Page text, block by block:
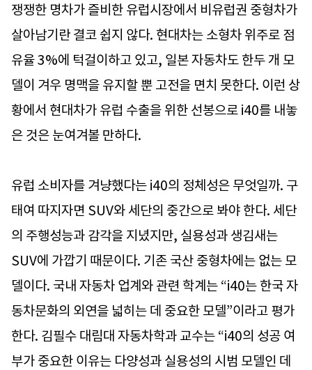
쟁쟁한 명차가 즐비한 유럽시장에서 비유럽권 중형차가
살아남기란 결코 쉽지 않다. 현대차는 소형차 위주로 점
유율 3%에 턱걸이하고 있고, 일본 자동차도 한두 개 모
델이 겨우 명맥을 유지할 뿐 고전을 면치 못한다. 이런 상
황에서 현대차가 유럽 수출을 위한 선봉으로 i40를 내놓
은 것은 눈여겨볼 만하다.
유럽 소비자를 겨냥했다는 i40의 정체성은 무엇일까. 구
태여 따지자면 SUV와 세단의 중간으로 봐야 한다. 세단
의 주행성능과 감각을 지녔지만, 실용성과 생김새는
SUV에 가깝기 때문이다. 기존 국산 중형차에는 없는 모
델이다. 국내 자동차 업계와 관련 학계는 “i40는 한국 자
동차문화의 외연을 넓히는 데 중요한 모델”이라고 평가
한다. 김필수 대림대 자동차학과 교수는 “i40의 성공 여
부가 중요한 이유는 다양성과 실용성의 시범 모델인 데